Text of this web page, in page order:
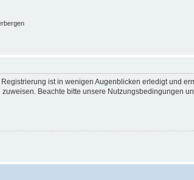
ist in wenigen Augenblicken erledigt und
Beachte bitte unsere Nutzungsbedingungen